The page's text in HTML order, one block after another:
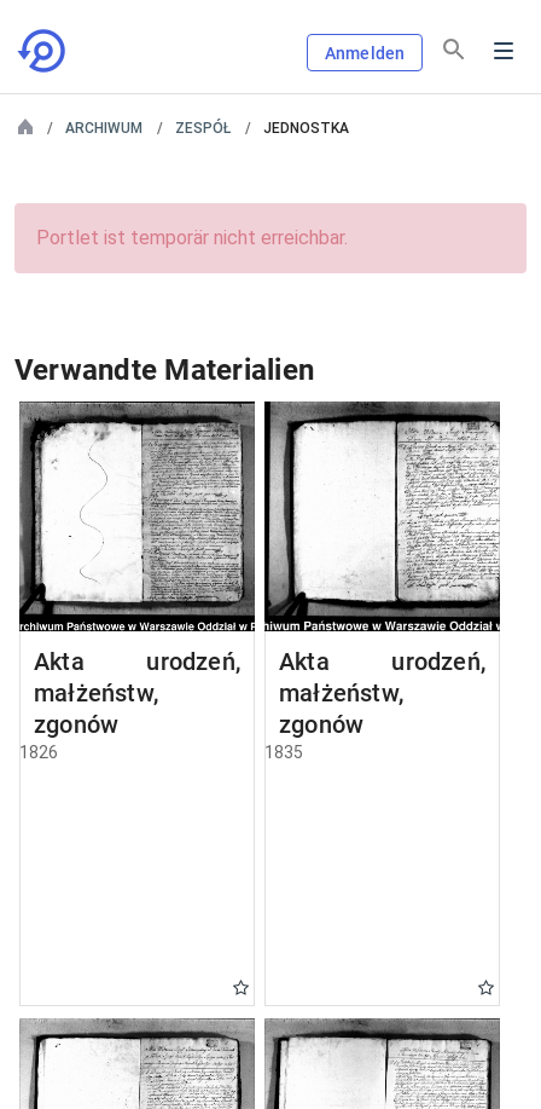
Anmelden
ARCHIWUM ZESPÓŁ JEDNOSTKA
Portlet ist temporär nicht erreichbar.
Verwandte Materialien
Akta urodzeń,
małżeństw,
zgonów
1826
Akta urodzeń,
małżeństw,
zgonów
1835